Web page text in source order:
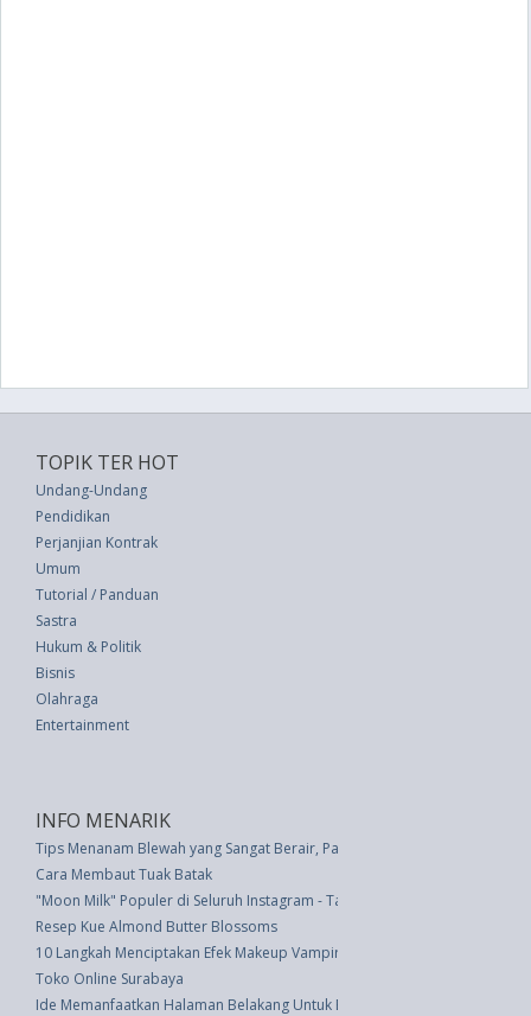
TOPIK TER HOT
Undang-Undang
Pendidikan
Perjanjian Kontrak
Umum
Tutorial / Panduan
Sastra
Hukum & Politik
Bisnis
Olahraga
Entertainment
INFO MENARIK
Tips Menanam Blewah yang Sangat Berair, Pantas Diusahakan
Cara Membaut Tuak Batak
"Moon Milk" Populer di Seluruh Instagram - Tapi Apa Tepatnya?
Resep Kue Almond Butter Blossoms
10 Langkah Menciptakan Efek Makeup Vampire untuk Pesta Halloween
Toko Online Surabaya
Ide Memanfaatkan Halaman Belakang Untuk Berkumpul